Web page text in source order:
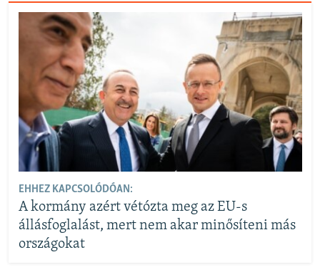
EHHEZ KAPCSOLÓDÓAN:
A kormány azért vétózta meg az EU-s
állásfoglalást, mert nem akar minősíteni más
országokat